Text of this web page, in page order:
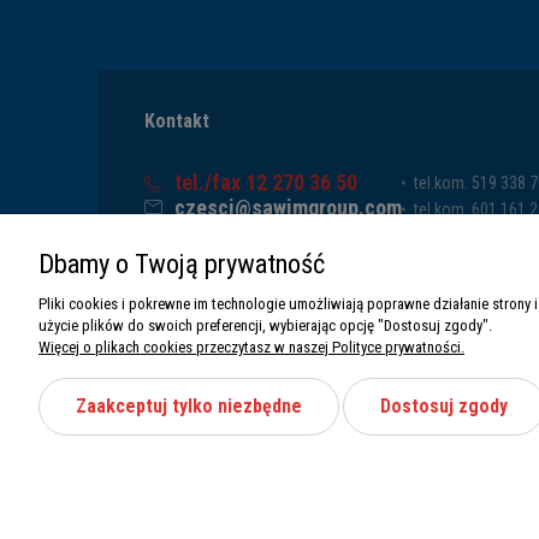
Kontakt
tel./fax 12 270 36 50
czesci@sawimgroup.com
32-080 Zabierzów
NIP: 5130284470
REGON: 5246591010
tel.kom. 519 338
tel.kom. 601 161
Dbamy o Twoją prywatność
Pliki cookies i pokrewne im technologie umożliwiają poprawne działanie
użycie plików do swoich preferencji, wybierając opcję "Dostosuj zgody".
Więcej o plikach cookies przeczytasz w naszej Polityce prywatności.
Zaakceptuj tylko niezbędne Dostosuj zgody